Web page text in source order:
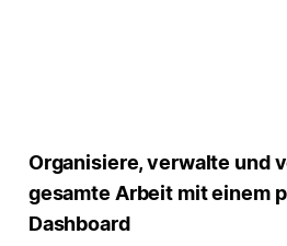
Organisiere, verwalte und
gesamte Arbeit mit einem
Dashboard